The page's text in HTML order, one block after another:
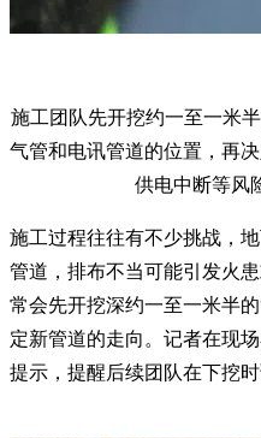
施工团队先开挖约一至一米
气管和电讯管道的位置，再
供电中断等风
施工过程往往有不少挑战，
管道，排布不当可能引发火
常会先开挖深约一至一米半
定新管道的走向。记者在现
提示，提醒后续团队在下挖